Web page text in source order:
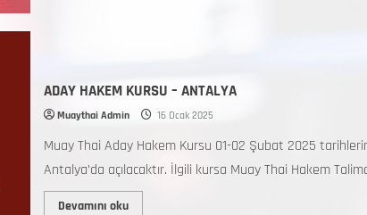
ADAY HAKEM KURSU – ANTALYA
Muaythai Admin 16 Ocak 2025
Muay Thai Aday Hakem Kursu 01-02 Şubat 2025
Antalya’da açılacaktır. İlgili kursa Muay Thai Hakem
Devamını oku